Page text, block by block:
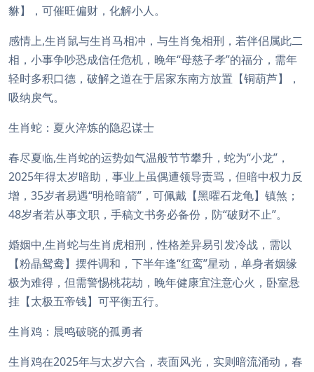
貅】，可催旺偏财，化解小人。
感情上,生肖鼠与生肖马相冲，与生肖兔相刑，若伴侣属此二
相，小事争吵恐成信任危机，晚年“母慈子孝”的福分，需年
轻时多积口德，破解之道在于居家东南方放置【铜葫芦】，
吸纳戾气。
生肖蛇：夏火淬炼的隐忍谋士
春尽夏临,生肖蛇的运势如气温般节节攀升，蛇为“小龙”，
2025年得太岁暗助，事业上虽偶遭领导责骂，但暗中权力反
增，35岁者易遇“明枪暗箭”，可佩戴【黑曜石龙龟】镇煞；
48岁者若从事文职，手稿文书务必备份，防“破财不止”。
婚姻中,生肖蛇与生肖虎相刑，性格差异易引发冷战，需以
【粉晶鸳鸯】摆件调和，下半年逢“红鸾”星动，单身者姻缘
极为难得，但需警惕桃花劫，晚年健康宜注意心火，卧室悬
挂【太极五帝钱】可平衡五行。
生肖鸡：晨鸣破晓的孤勇者
生肖鸡在2025年与太岁六合，表面风光，实则暗流涌动，春